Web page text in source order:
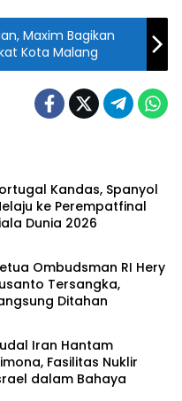
Maxim Bagikan
Kota Malang
Kandas, Spanyol
ke Perempatfinal
Dunia 2026
Berita
Ombudsman RI Hery
Tersangka,
Ditahan
Berita
Iran Hantam
Fasilitas Nuklir
dalam Bahaya